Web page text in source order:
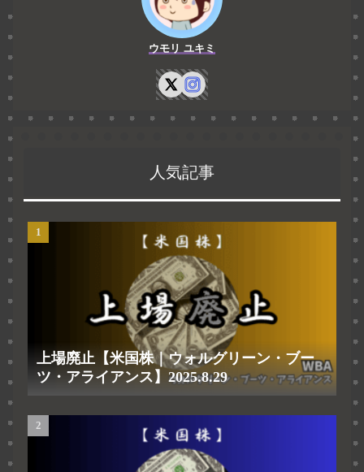
ウモリ ユキミ
人気記事
上場廃止【米国株｜ウォルグリーン・ブー
ツ・アライアンス】2025.8.29